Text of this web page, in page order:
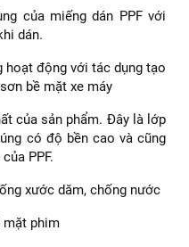
của miếng dán PPF với
dán.
hoạt động với tác dụng tạo
bề mặt xe máy
của sản phẩm. Đây là lớp
có độ bền cao và cũng
PPF.
xước dăm, chống nước
mặt phim